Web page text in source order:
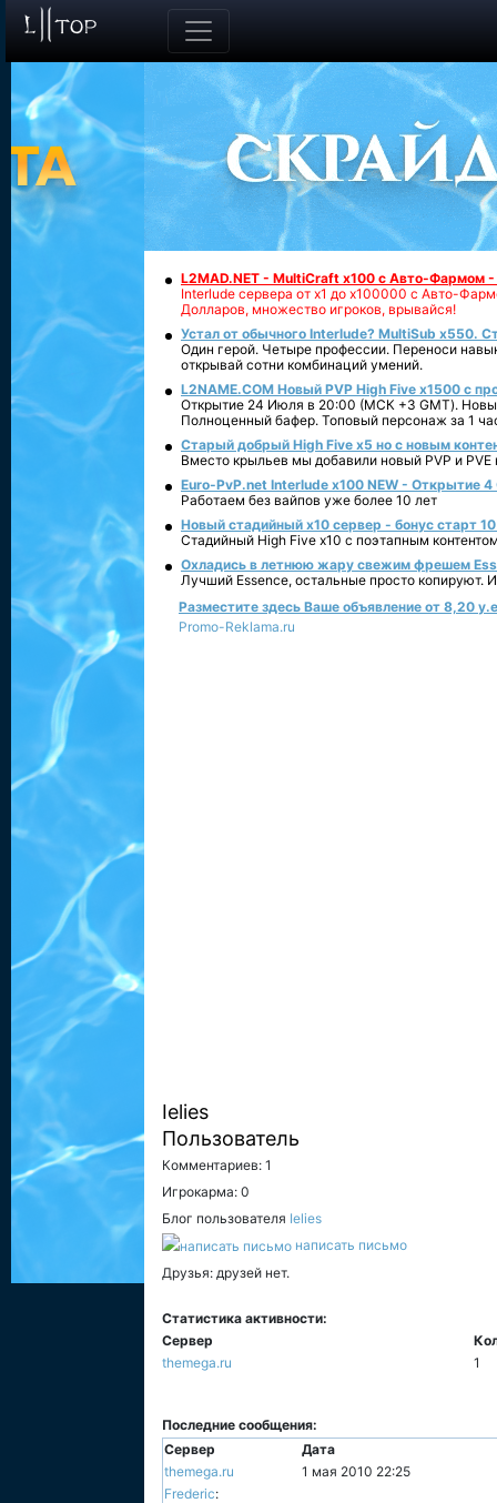
L2MAD.NET - MultiCraft x100 с Авто-Фармом
Interlude сервера от х1 до х100000 с Авто-
Долларов, множество игроков, врывайся!
Устал от обычного Interlude? MultiSub x550.
Один герой. Четыре профессии. Переноси
открывай сотни комбинаций умений.
L2NAME.COM Новый PVP High Five x1500 с
Открытие 24 Июля в 20:00 (МСК +3 GMT).
Полноценный бафер. Топовый персонаж за 1
Старый добрый High Five x5 но с новым
Вместо крыльев мы добавили новый PVP и PVE
Euro-PvP.net Interlude х100 NEW - Открытие 4
Работаем без вайпов уже более 10 лет
Новый стадийный х10 сервер - бонус старт
Стадийный High Five x10 с поэтапным
Охладись в летнюю жару свежим фрешем
Лучший Essence, остальные просто копируют.
Разместите здесь Ваше объявление от 8,20
Promo-Reklama.ru
Ielies
Пользователь
Комментариев: 1
Игрокарма: 0
Блог пользователя Ielies
написать письмо
Друзья: друзей нет.
Статистика активности:
Сервер
themega.ru
1
Последние сообщения:
Сервер
Дата
themega.ru
1 мая 2010 22:25
Frederic: